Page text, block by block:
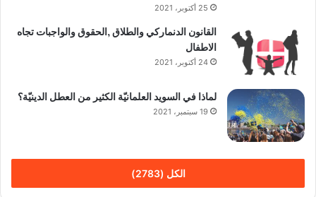
25 أكتوبر، 2021
القانون الدنماركي والطلاق ,الحقوق والواجبات تجاه
الاطفال
24 أكتوبر، 2021
لماذا في السويد العلمانيّة الكثير من العطل الدينيّة؟
19 سبتمبر، 2021
الكل (2783)